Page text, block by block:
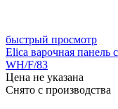
быстрый просмотр
Elica варочная
WH/F/83
Цена не указана
Снято с производства